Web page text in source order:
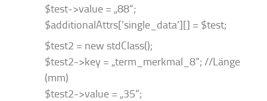
$test->value = „88“;
$additionalAttrs[’single_data‘][] = $test;
$test2 = new stdClass();
$test2->key = „term_merkmal_8“; //Länge
(mm)
$test2->value = „35“;